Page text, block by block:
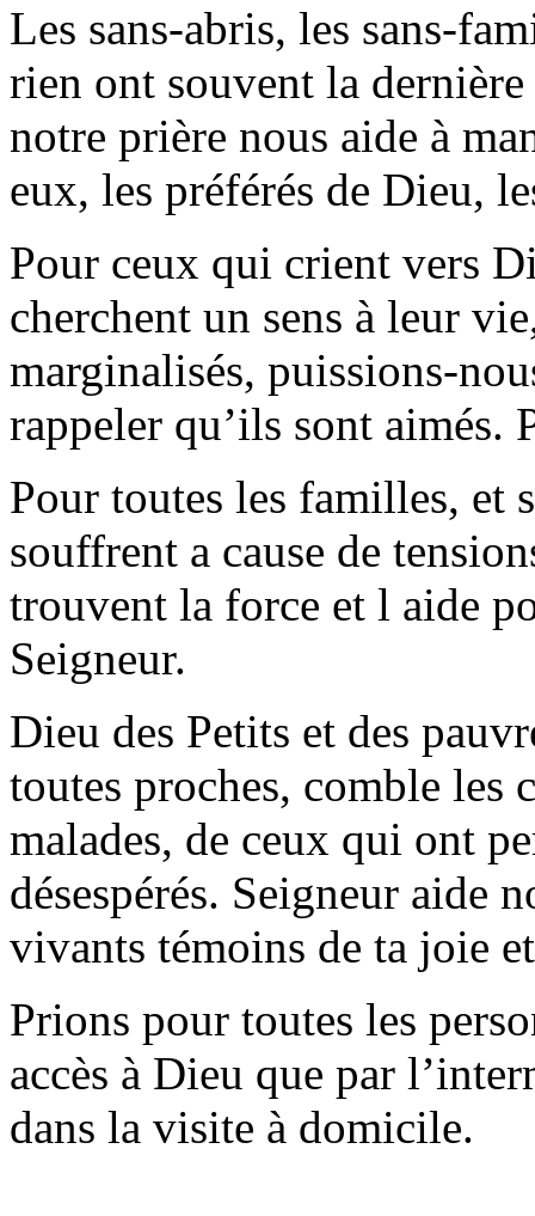
Les sans-abris, les sans-
rien ont souvent la
notre prière nous aide à
eux, les préférés de Dieu,
Pour ceux qui crient vers
cherchent un sens à leur
marginalisés, puissions-
rappeler qu’ils sont aimés.
Pour toutes les familles, et
souffrent a cause de
trouvent la force et l aide
Seigneur.
Dieu des Petits et des
toutes proches, comble les
malades, de ceux qui ont
désespérés. Seigneur aide
vivants témoins de ta joie
Prions pour toutes les
accès à Dieu que par
dans la visite à domicile.